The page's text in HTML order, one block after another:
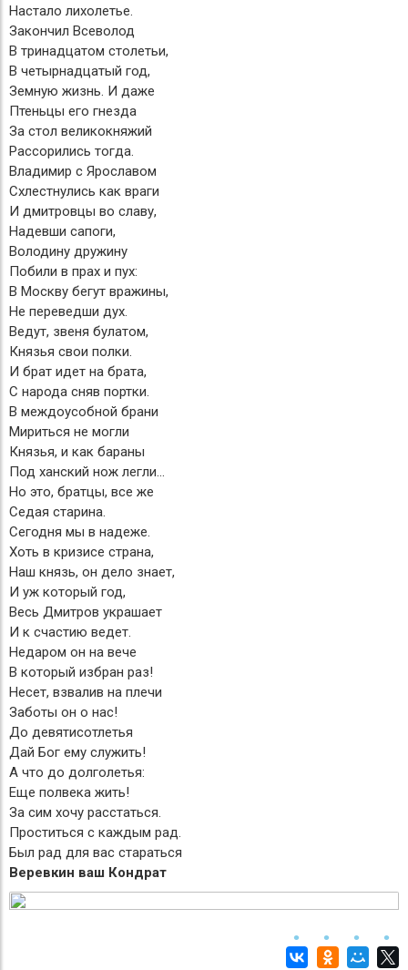
Настало лихолетье.
Закончил Всеволод
В тринадцатом столетьи,
В четырнадцатый год,
Земную жизнь. И даже
Птеньцы его гнезда
За стол великокняжий
Рассорились тогда.
Владимир с Ярославом
Схлестнулись как враги
И дмитровцы во славу,
Надевши сапоги,
Володину дружину
Побили в прах и пух:
В Москву бегут вражины,
Не переведши дух.
Ведут, звеня булатом,
Князья свои полки.
И брат идет на брата,
С народа сняв портки.
В междоусобной брани
Мириться не могли
Князья, и как бараны
Под ханский нож легли...
Но это, братцы, все же
Седая старина.
Сегодня мы в надеже.
Хоть в кризисе страна,
Наш князь, он дело знает,
И уж который год,
Весь Дмитров украшает
И к счастию ведет.
Недаром он на вече
В который избран раз!
Несет, взвалив на плечи
Заботы он о нас!
До девятисотлетья
Дай Бог ему служить!
А что до долголетья:
Еще полвека жить!
За сим хочу расстаться.
Проститься с каждым рад.
Был рад для вас стараться
Веревкин ваш Кондрат